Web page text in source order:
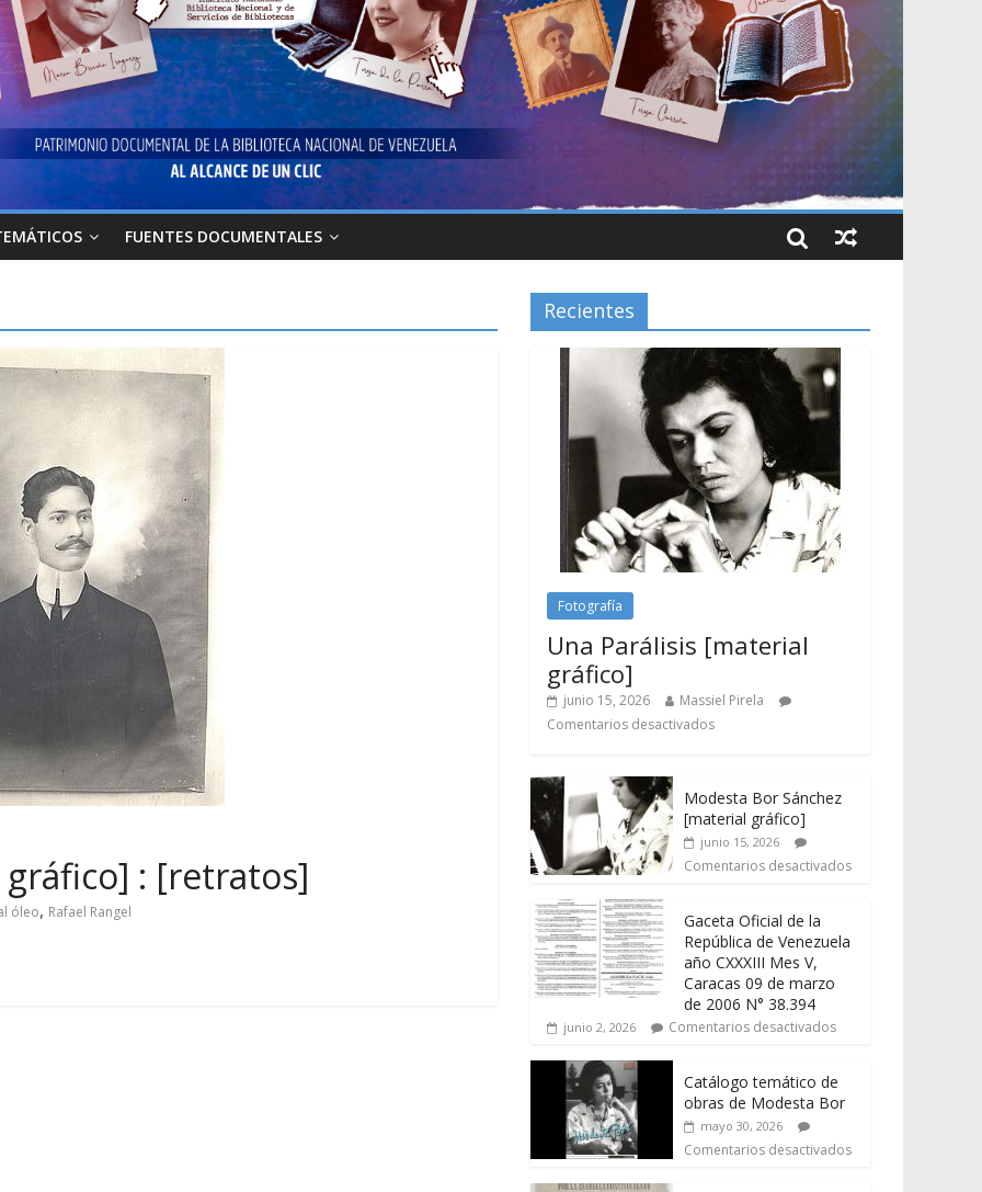
FUENTES DOCUMENTALES
: [retratos]
óleo, Rafael Rangel
Recientes
Fotografía
Una Parálisis [material
gráfico]
junio 15, 2026
Massiel Pirela
Comentarios desactivados
Modesta Bor Sánchez
[material gráfico]
junio 15, 2026
Comentarios desactivados
Gaceta Oficial de la
República de Venezuela
año CXXXIII Mes V,
Caracas 09 de marzo
de 2006 N° 38.394
junio 2, 2026 Comentarios desactivados
Catálogo temático de
obras de Modesta Bor
mayo 30, 2026
Comentarios desactivados